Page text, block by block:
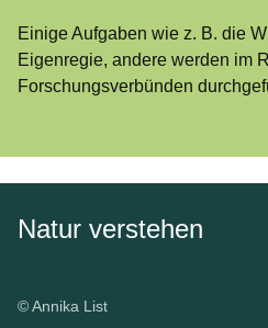
Einige Aufgaben wie z. B. die
Eigenregie, andere werden im
Forschungsverbünden
Natur verstehen
© Annika List